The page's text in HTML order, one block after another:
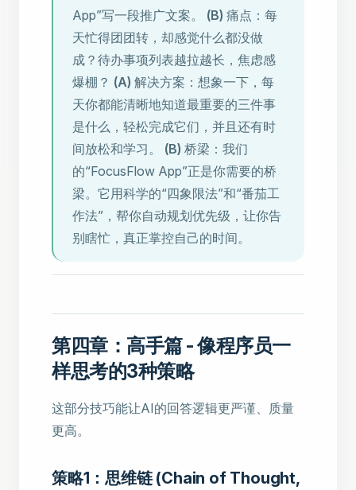
App”写一段推广文案。 (B) 痛点：每
天忙得团团转，却感觉什么都没做
成？待办事项列表越拉越长，焦虑感
爆棚？ (A) 解决方案：想象一下，每
天你都能清晰地知道最重要的三件事
是什么，轻松完成它们，并且还有时
间放松和学习。 (B) 桥梁：我们
的“FocusFlow App”正是你需要的桥
梁。它用科学的“四象限法”和“番茄工
作法”，帮你自动规划优先级，让你告
别瞎忙，真正掌控自己的时间。
第四章：高手篇 - 像程序员一
样思考的3种策略
这部分技巧能让AI的回答逻辑更严谨、质量
更高。
策略1：思维链 (Chain of Thought,